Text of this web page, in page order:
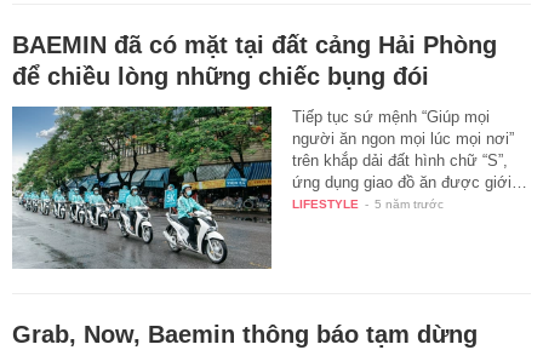
BAEMIN đã có mặt tại đất cảng Hải Phòng
để chiều lòng những chiếc bụng đói
Tiếp tục sứ mệnh “Giúp mọi
người ăn ngon mọi lúc mọi nơi”
trên khắp dải đất hình chữ “S”,
ứng dụng giao đồ ăn được giới…
LIFESTYLE - 5 năm trước
Grab, Now, Baemin thông báo tạm dừng